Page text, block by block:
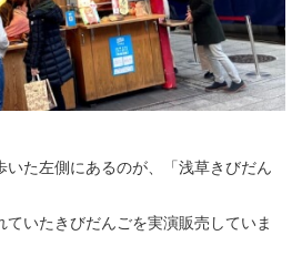
た左側にあるのが、「浅草きびだん
いたきびだんごを実演販売していま